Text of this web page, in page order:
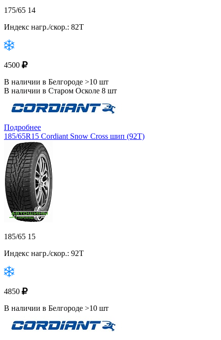
175/65 14
Индекс нагр./скор.: 82T
4500
В наличии в Белгороде >10 шт
В наличии в Старом Осколе 8 шт
Подробнее
185/65R15 Cordiant Snow Cross шип (92T)
185/65 15
Индекс нагр./скор.: 92T
4850
В наличии в Белгороде >10 шт